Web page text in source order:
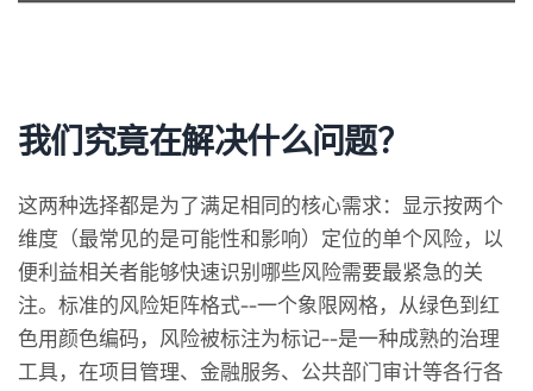
我们究竟在解决什么问题？
这两种选择都是为了满足相同的核心需求：显示按两个
维度（最常见的是可能性和影响）定位的单个风险，以
便利益相关者能够快速识别哪些风险需要最紧急的关
注。标准的风险矩阵格式--一个象限网格，从绿色到红
色用颜色编码，风险被标注为标记--是一种成熟的治理
工具，在项目管理、金融服务、公共部门审计等各行各